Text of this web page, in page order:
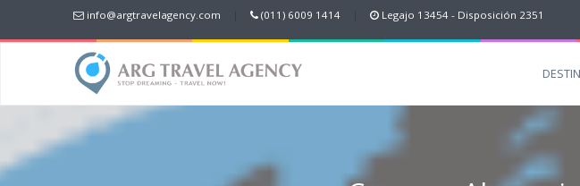
info@argtravelagency.com (011) 6009 1414 Legajo 13454 - Disposición 2351